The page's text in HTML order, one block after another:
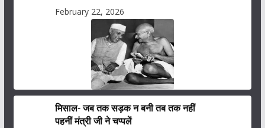
February 22, 2026
मिसाल- जब तक सड़क न बनी तब तक नहीं
पहनीं मंत्री जी ने चप्पलें